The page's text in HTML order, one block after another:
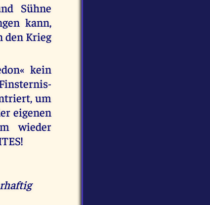
Sühne
kann,
den Krieg
kein
um
eigenen
wieder